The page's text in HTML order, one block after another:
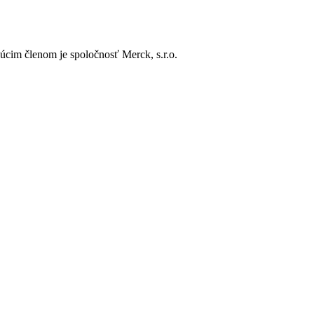
členom je spoločnosť Merck, s.r.o.